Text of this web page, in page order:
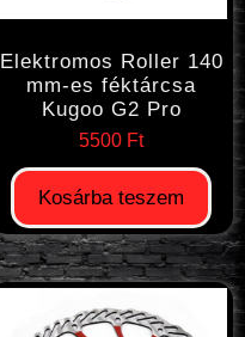
Elektromos Roller 140
mm-es féktárcsa
Kugoo G2 Pro
5500 Ft
Kosárba teszem